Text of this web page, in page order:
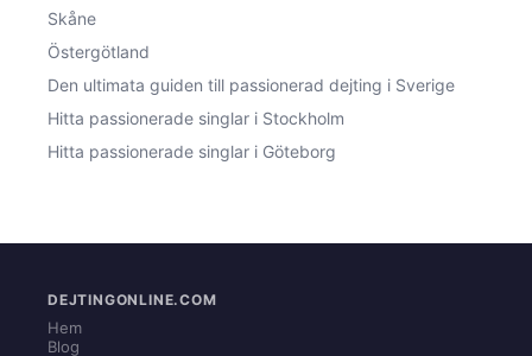
Skåne
Östergötland
Den ultimata guiden till passionerad dejting i Sverige
Hitta passionerade singlar i Stockholm
Hitta passionerade singlar i Göteborg
DEJTINGONLINE.COM
Hem
Blog